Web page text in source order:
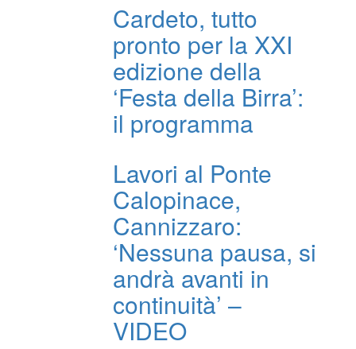
Cardeto, tutto
pronto per la XXI
edizione della
‘Festa della Birra’:
il programma
Lavori al Ponte
Calopinace,
Cannizzaro:
‘Nessuna pausa, si
andrà avanti in
continuità’ –
VIDEO